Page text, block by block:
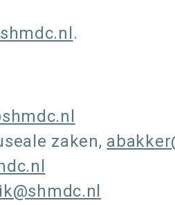
.
zaken,